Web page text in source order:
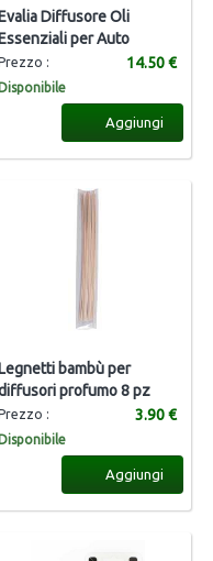
Diffusore Oli
per Auto
: 14.50 €
Aggiungi
bambù per
profumo 8 pz
: 3.90 €
Aggiungi